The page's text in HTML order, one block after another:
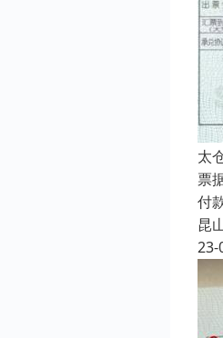
太
票
付
昆
23-